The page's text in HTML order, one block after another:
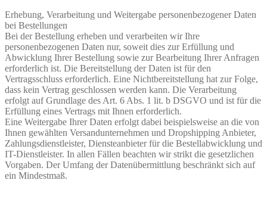
Erhebung, Verarbeitung und Weitergabe personenbezogener Daten
bei Bestellungen
Bei der Bestellung erheben und verarbeiten wir Ihre
personenbezogenen Daten nur, soweit dies zur Erfüllung und
Abwicklung Ihrer Bestellung sowie zur Bearbeitung Ihrer Anfragen
erforderlich ist. Die Bereitstellung der Daten ist für den
Vertragsschluss erforderlich. Eine Nichtbereitstellung hat zur Folge,
dass kein Vertrag geschlossen werden kann. Die Verarbeitung
erfolgt auf Grundlage des Art. 6 Abs. 1 lit. b DSGVO und ist für die
Erfüllung eines Vertrags mit Ihnen erforderlich.
Eine Weitergabe Ihrer Daten erfolgt dabei beispielsweise an die von
Ihnen gewählten Versandunternehmen und Dropshipping Anbieter,
Zahlungsdienstleister, Diensteanbieter für die Bestellabwicklung und
IT-Dienstleister. In allen Fällen beachten wir strikt die gesetzlichen
Vorgaben. Der Umfang der Datenübermittlung beschränkt sich auf
ein Mindestmaß.